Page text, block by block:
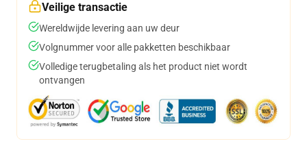
Veilige transactie
Wereldwijde levering aan uw deur
Volgnummer voor alle pakketten beschikbaar
Volledige terugbetaling als het product niet wordt
ontvangen